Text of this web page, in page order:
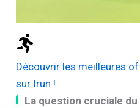
Découvrir les meilleures
sur Irun !
La question cruciale du